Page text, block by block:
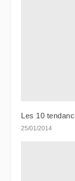
Les 10
25/01/2014